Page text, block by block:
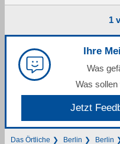
1
Ihre
Was
Was
Jetzt
Das Örtliche Berlin Berlin